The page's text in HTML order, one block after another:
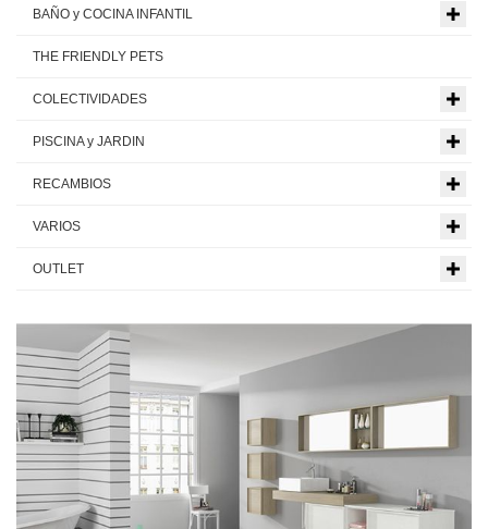
BAÑO y COCINA INFANTIL
THE FRIENDLY PETS
COLECTIVIDADES
PISCINA y JARDIN
RECAMBIOS
VARIOS
OUTLET